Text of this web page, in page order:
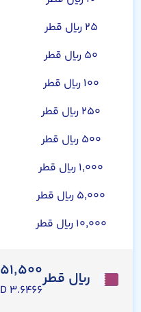
۲۵ ریال قطر
۵۰ ریال قطر
۱۰۰ ریال قطر
۲۵۰ ریال قطر
۵۰۰ ریال قطر
۱,۰۰۰ ریال قطر
۵,۰۰۰ ریال قطر
۱۰,۰۰۰ ریال قطر
ریال قطر۵۱,۵۰۰
۳.۶۴۶۶ USD